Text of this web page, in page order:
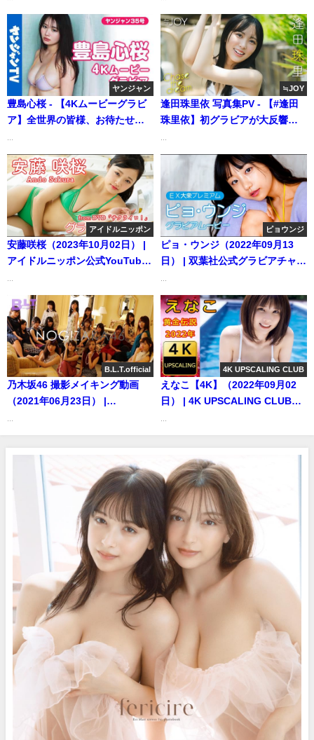
ナイスバディにメロメロになる
水着撮影に最高画質で没入密
着！【メイキング】（2023年10
月15日） | ヤンジャンTV【集英
社ヤングジャンプ公式】さんよ
り
ヤンジャン
豊島心桜 - 【4Kムービーグラビ
ア】全世界の皆様、お待たせし
スクイーン #豊島心桜 ちゃんが
久しぶりに登場！大人な表現力
までつけた心桜ちゃんの水着撮
影風景に没入密着！【メイキン
グ】 (Aug 04, 2026) | ヤンジャ
ンTV【集英社ヤングジャンプ公
式】さんより
≒JOY
逢田珠里依 写真集PV - 【#逢田
珠里依】初グラビアが大反響に
し！ Jurii Aida【≒JOY】（Aug
19, 2025） | 週プレChannel【集
英社 週刊プレイボーイ公式】さ
んより
アイドルニッポン
安藤咲桜（2023年10月02日） |
アイドルニッポン公式YouTube
ピョウンジ
ピョ・ウンジ（2022年09月13
日） | 双葉社公式グラビアチャン
B.L.T.official
乃木坂46 撮影メイキング動画
（2021年06月23日） |
4K UPSCALING CLUB
えなこ【4K】（2022年09月02
日） | 4K UPSCALING CLUBさ